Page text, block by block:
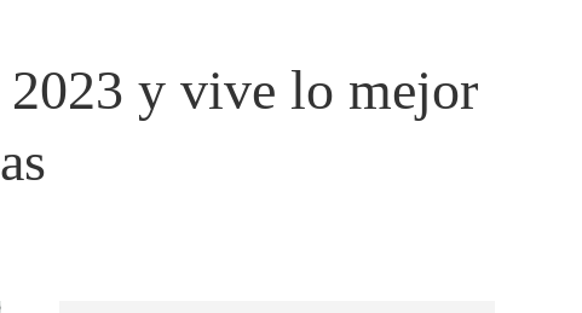
2023 y vive lo mejor